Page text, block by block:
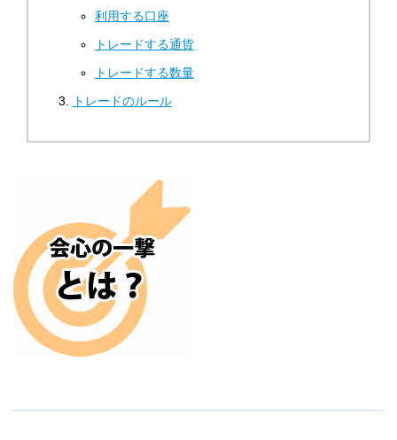
利用する口座
トレードする通貨
トレードする数量
トレードのルール